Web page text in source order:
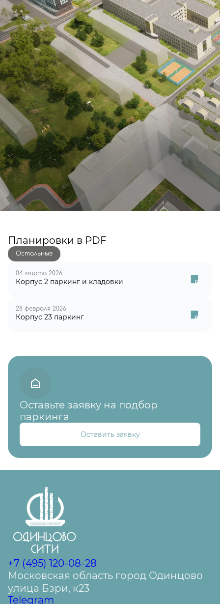
Планировки в PDF
Остальные
04 марта 2026
Корпус 2 паркинг и кладовки
28 февраля 2026
Корпус 23 паркинг
Оставьте заявку на подбор
паркинга
Оставить заявку
+7 (495) 120-08-28
Московская область город Одинцово
улица Бзри, к23
Telegram